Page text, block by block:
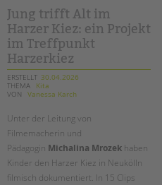
Förderzentren
Kollegs
EFöB
Schulbezogene Sozialarbeit
Tagesgruppen
EINGLIEDERUNGSHILFE
BETREUTES WOHNEN
Jung trifft Alt im
Harzer Kiez: ein Projekt
im Treffpunkt
Harzerkiez
ERSTELLT 30.04.2026
THEMA
Kita
VON
Vanessa Karch
Unter der Leitung von
Filmemacherin und
Pädagogin Michalina Mrozek haben
Kinder den Harzer Kiez in Neukölln
filmisch dokumentiert. In 15 Clips